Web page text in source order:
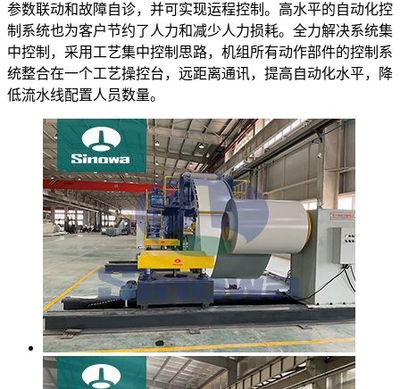
参数联动和故障自诊，并可实现运程控制。高水平的自动化控
制系统也为客户节约了人力和减少人力损耗。全力解决系统集
中控制，采用工艺集中控制思路，机组所有动作部件的控制系
统整合在一个工艺操控台，远距离通讯，提高自动化水平，降
低流水线配置人员数量。